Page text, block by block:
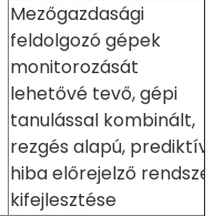
Mezőgazdasági
feldolgozó gépek
monitorozását
lehetővé tevő, gépi
tanulással kombinált,
rezgés alapú, prediktív
hiba előrejelző
kifejlesztése